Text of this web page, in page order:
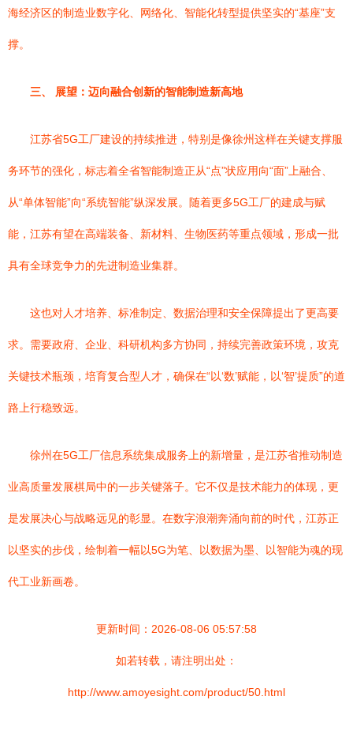
海经济区的制造业数字化、网络化、智能化转型提供坚实的“基座”支
撑。
三、 展望：迈向融合创新的智能制造新高地
江苏省5G工厂建设的持续推进，特别是像徐州这样在关键支撑服
务环节的强化，标志着全省智能制造正从“点”状应用向“面”上融合、
从“单体智能”向“系统智能”纵深发展。随着更多5G工厂的建成与赋
能，江苏有望在高端装备、新材料、生物医药等重点领域，形成一批
具有全球竞争力的先进制造业集群。
这也对人才培养、标准制定、数据治理和安全保障提出了更高要
求。需要政府、企业、科研机构多方协同，持续完善政策环境，攻克
关键技术瓶颈，培育复合型人才，确保在“以‘数’赋能，以‘智’提质”的道
路上行稳致远。
徐州在5G工厂信息系统集成服务上的新增量，是江苏省推动制造
业高质量发展棋局中的一步关键落子。它不仅是技术能力的体现，更
是发展决心与战略远见的彰显。在数字浪潮奔涌向前的时代，江苏正
以坚实的步伐，绘制着一幅以5G为笔、以数据为墨、以智能为魂的现
代工业新画卷。
更新时间：2026-08-06 05:57:58
如若转载，请注明出处：
http://www.amoyesight.com/product/50.html